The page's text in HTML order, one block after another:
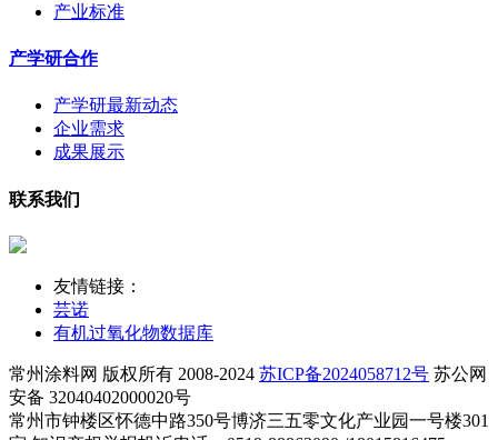
产业标准
产学研合作
产学研最新动态
企业需求
成果展示
联系我们
友情链接：
芸诺
有机过氧化物数据库
常州涂料网 版权所有 2008-2024 苏ICP备2024058712号 苏公网
安备 32040402000020号
常州市钟楼区怀德中路350号博济三五零文化产业园一号楼301